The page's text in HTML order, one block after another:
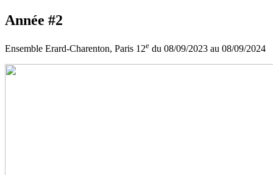
Année #2
Ensemble Erard-Charenton, Paris 12e du 08/09/2023 au 08/09/2024